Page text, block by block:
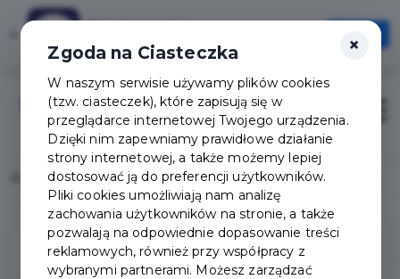
Szybciej, wygodniej, zawsze pod ręką
Otwórz
Zaloguj
Home Popularne pytania
Pytania ogólne
×
Zgoda na Ciasteczka
W naszym serwisie używamy plików cookies
(tzw. ciasteczek), które zapisują się w
przeglądarce internetowej Twojego urządzenia.
Dzięki nim zapewniamy prawidłowe działanie
strony internetowej, a także możemy lepiej
dostosować ją do preferencji użytkowników.
Pliki cookies umożliwiają nam analizę
zachowania użytkowników na stronie, a także
pozwalają na odpowiednie dopasowanie treści
reklamowych, również przy współpracy z
wybranymi partnerami. Możesz zarządzać